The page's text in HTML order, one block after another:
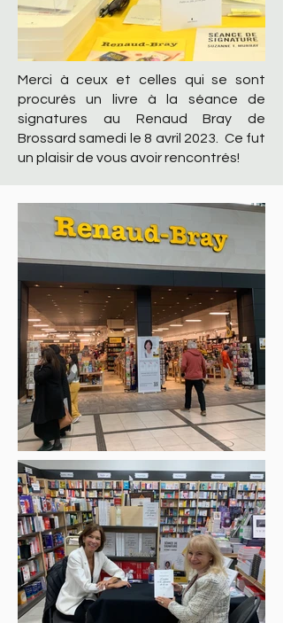
Merci à ceux et celles qui se sont
procurés un livre à la séance de
signatures au Renaud Bray de
Brossard samedi le 8 avril 2023. Ce fut
un plaisir de vous avoir rencontrés!